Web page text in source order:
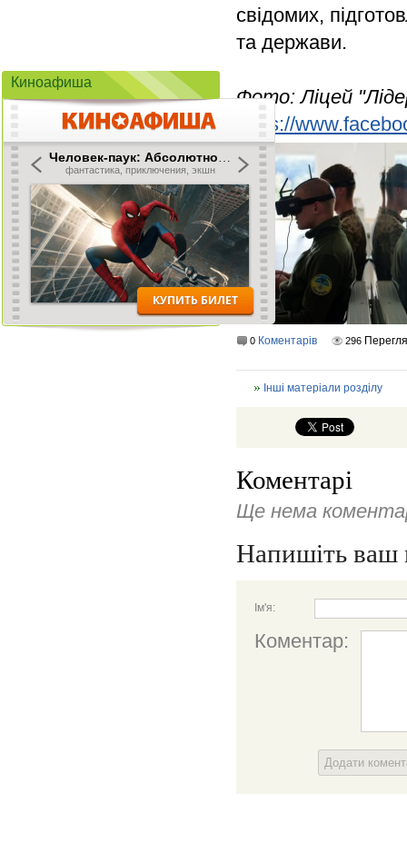
свідомих,
та держави.
Фото: Ліцей
https://
0 Коментарів 296
Інші матеріали розділу
Коментарі
Ще нема
Напишіть ваш
Ім'я:
Коментар:
Додати
Киноафиша